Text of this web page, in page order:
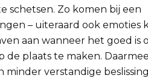
schetsen. Zo komen bij een
– uiteraard ook emoties
aan wanneer het goed is
plaats te maken.
minder verstandige